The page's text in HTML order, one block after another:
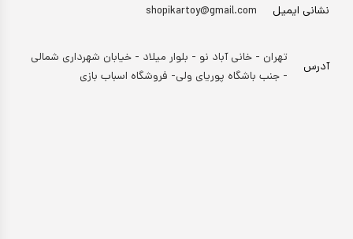
نشانی ایمیل
shopikartoy@gmail.com
آدرس
تهران - خانی آباد نو - بلوار میلاد - خیابان شهرداری شمالی
- جنب باشگاه پوریای ولی- فروشگاه اسباب بازی